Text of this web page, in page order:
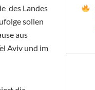
des Landes
sollen
aus
Aviv und im